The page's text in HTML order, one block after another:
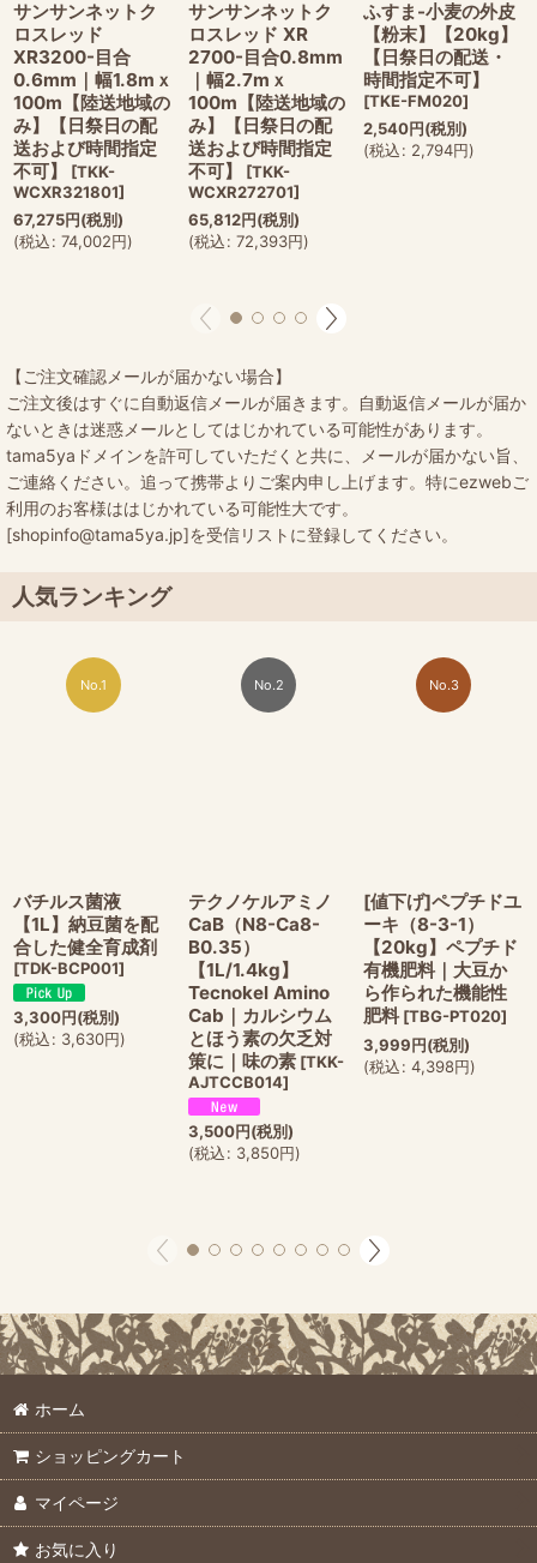
サンサンネットク
ロスレッド
XR3200-目合
0.6mm｜幅1.8mｘ
100m【陸送地域の
み】【日祭日の配
送および時間指定
不可】
[TKK-
WCXR321801]
67,275円(税別)
(税込: 74,002円)
サンサンネットク
ロスレッド XR
2700-目合0.8mm
｜幅2.7mｘ
100m【陸送地域の
み】【日祭日の配
送および時間指定
不可】
[TKK-
WCXR272701]
65,812円(税別)
(税込: 72,393円)
ふすま-小麦の外皮
【粉末】【20kg】
【日祭日の配送・
時間指定不可】
[TKE-FM020]
2,540円(税別)
(税込: 2,794円)
【ご注文確認メールが届かない場合】
ご注文後はすぐに自動返信メールが届きます。自動返信メールが届か
ないときは迷惑メールとしてはじかれている可能性があります。
tama5yaドメインを許可していただくと共に、メールが届かない旨、
ご連絡ください。追って携帯よりご案内申し上げます。特にezwebご
利用のお客様ははじかれている可能性大です。
[shopinfo@tama5ya.jp]を受信リストに登録してください。
人気ランキング
No.1
バチルス菌液
【1L】納豆菌を配
合した健全育成剤
[TDK-BCP001]
3,300円(税別)
(税込: 3,630円)
No.2
テクノケルアミノ
CaB（N8-Ca8-
B0.35）
【1L/1.4kg】
Tecnokel Amino
Cab｜カルシウム
とほう素の欠乏対
策に｜味の素 [TKK-
AJTCCB014]
3,500円(税別)
(税込: 3,850円)
No.3
[値下げ]ペプチドユ
ーキ（8-3-1）
【20kg】ペプチド
有機肥料｜大豆か
ら作られた機能性
肥料 [TBG-PT020]
3,999円(税別)
(税込: 4,398円)
ホーム
ショッピングカート
マイページ
お気に入り